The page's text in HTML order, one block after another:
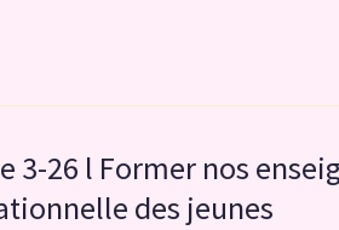
3-26 l Former nos
des jeunes